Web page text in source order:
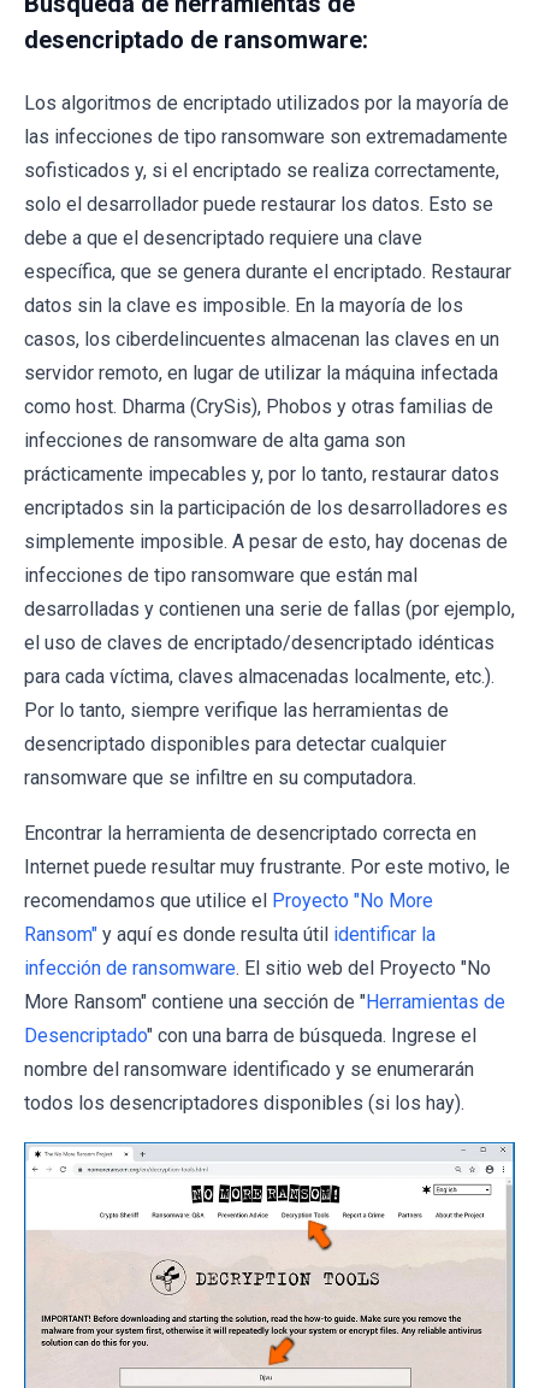
desencriptado de ransomware:
Los algoritmos de encriptado utilizados por la mayoría de
las infecciones de tipo ransomware son extremadamente
sofisticados y, si el encriptado se realiza correctamente,
solo el desarrollador puede restaurar los datos. Esto se
debe a que el desencriptado requiere una clave
específica, que se genera durante el encriptado. Restaurar
datos sin la clave es imposible. En la mayoría de los
casos, los ciberdelincuentes almacenan las claves en un
servidor remoto, en lugar de utilizar la máquina infectada
como host. Dharma (CrySis), Phobos y otras familias de
infecciones de ransomware de alta gama son
prácticamente impecables y, por lo tanto, restaurar datos
encriptados sin la participación de los desarrolladores es
simplemente imposible. A pesar de esto, hay docenas de
infecciones de tipo ransomware que están mal
desarrolladas y contienen una serie de fallas (por ejemplo,
el uso de claves de encriptado/desencriptado idénticas
para cada víctima, claves almacenadas localmente, etc.).
Por lo tanto, siempre verifique las herramientas de
desencriptado disponibles para detectar cualquier
ransomware que se infiltre en su computadora.
Encontrar la herramienta de desencriptado correcta en
Internet puede resultar muy frustrante. Por este motivo, le
recomendamos que utilice el
Proyecto "No More
Ransom" y aquí es donde resulta útil identificar la
infección de ransomware. El sitio web del Proyecto "No
More Ransom" contiene una sección de "Herramientas de
Desencriptado" con una barra de búsqueda. Ingrese el
nombre del ransomware identificado y se enumerarán
todos los desencriptadores disponibles (si los hay).